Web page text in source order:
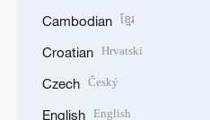
Cambodian ខ្មែរ
Croatian Hrvatski
Czech Český
English English